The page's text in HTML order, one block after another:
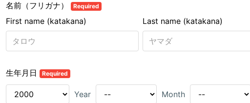
名前（フリガナ） Required
Last name (katakana)
First name (katakana)
生年月日 Required
Year Month